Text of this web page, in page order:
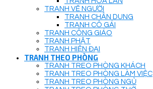
TRANH VẼ NGƯỜI
TRANH CHÂN DUNG
TRANH CÔ GÁI
TRANH CÔNG GIÁO
TRANH PHẬT
TRANH HIỆN ĐẠI
TRANH THEO PHÒNG
TRANH TREO PHÒNG KHÁCH
TRANH TREO PHÒNG LÀM VIỆC
TRANH TREO PHÒNG NGỦ